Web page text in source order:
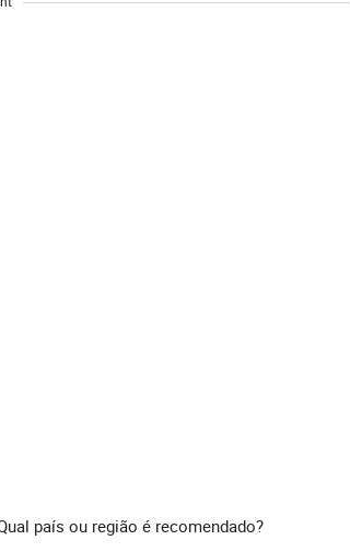
país ou região é recomendado?